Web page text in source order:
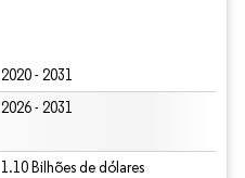
2020 - 2031
2026 - 2031
1.10 Bilhões de dólares